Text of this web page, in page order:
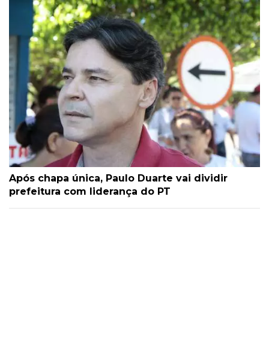
Após chapa única, Paulo Duarte vai dividir
prefeitura com liderança do PT